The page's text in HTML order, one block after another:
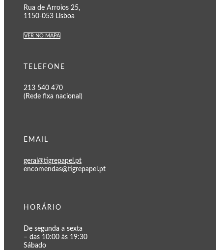
Rua de Arroios 25,
1150-053 Lisboa
VER NO MAPA
TELEFONE
213 540 470
(Rede fixa nacional)
EMAIL
geral@tigrepapel.pt
encomendas@tigrepapel.pt
HORÁRIO
De segunda a sexta
– das 10:00 às 19:30
Sábado